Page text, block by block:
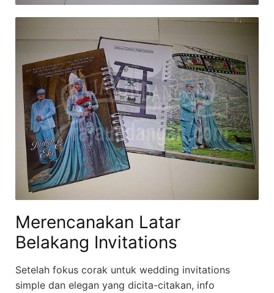
Merencanakan Latar
Belakang Invitations
Setelah fokus corak untuk wedding invitations
simple dan elegan yang dicita-citakan, info